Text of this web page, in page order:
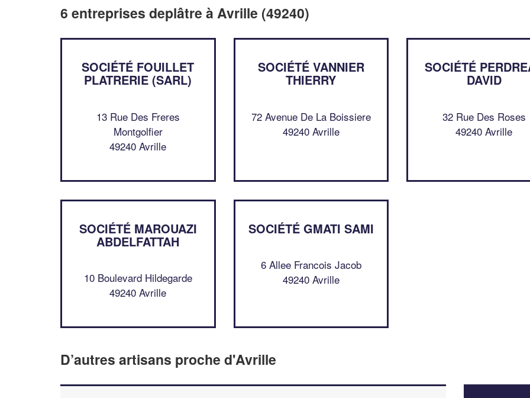
6 entreprises deplâtre à Avrille (49240)
SOCIÉTÉ FOUILLET
PLATRERIE (SARL)
13 Rue Des Freres
Montgolfier
49240 Avrille
SOCIÉTÉ VANNIER
THIERRY
72 Avenue De La Boissiere
49240 Avrille
SOCIÉTÉ
DAVID
32 Rue Des Roses
49240 Avrille
SOCIÉTÉ MAROUAZI
ABDELFATTAH
10 Boulevard Hildegarde
49240 Avrille
SOCIÉTÉ GMATI SAMI
6 Allee Francois Jacob
49240 Avrille
D’autres artisans proche d'Avrille